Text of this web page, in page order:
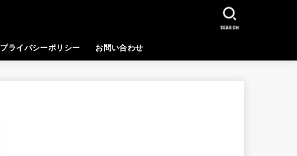
プライバシーポリシー お問い合わせ
SEARCH